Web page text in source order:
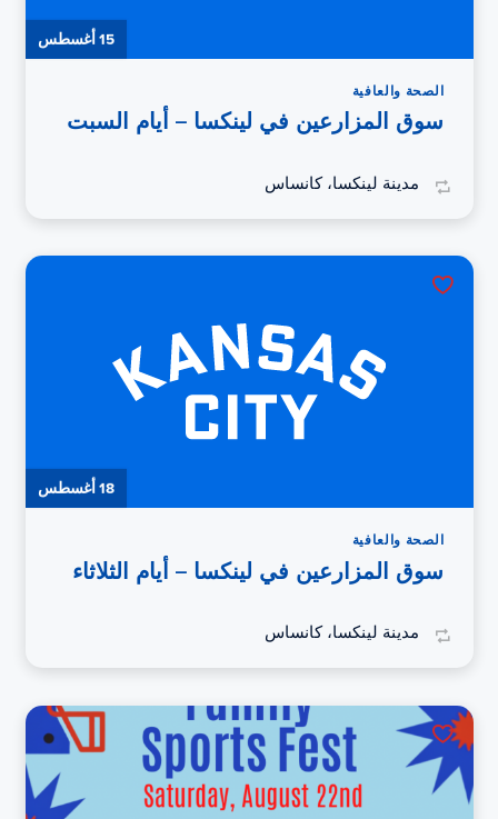
15 أغسطس
الصحة والعافية
سوق المزارعين في لينكسا – أيام السبت
مدينة لينكسا، كانساس
18 أغسطس
الصحة والعافية
سوق المزارعين في لينكسا – أيام الثلاثاء
مدينة لينكسا، كانساس